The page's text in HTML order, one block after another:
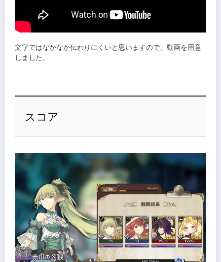
文字ではなかなか伝わりにくいと思いますので、動画を用意
しました。
スコア